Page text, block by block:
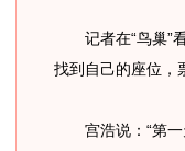
记者在“鸟巢”看
找到自己的座位，
宫浩说：“第一